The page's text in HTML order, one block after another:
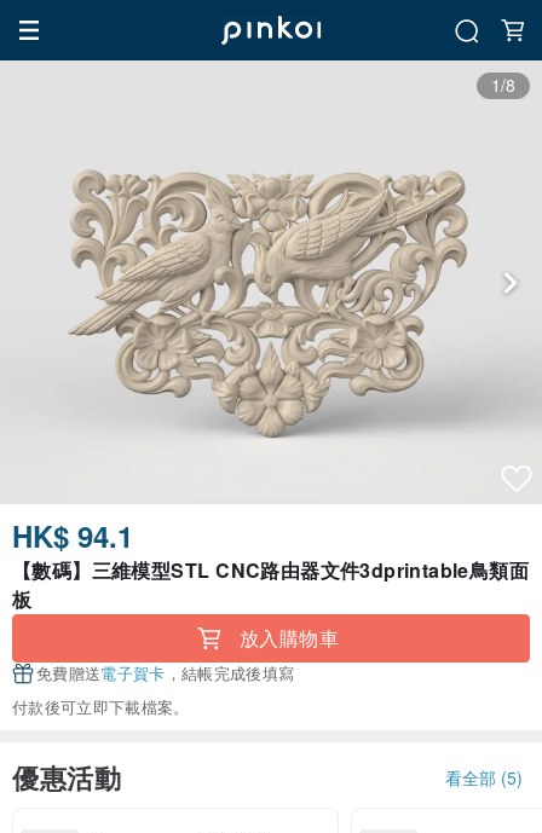
1/8
HK$ 94.1
【數碼】三維模型STL CNC路由器文件3dprintable鳥類面
板
放入購物車
免費贈送電子賀卡 ，結帳完成後填寫
付款後可立即下載檔案。
優惠活動 看全部 (5)